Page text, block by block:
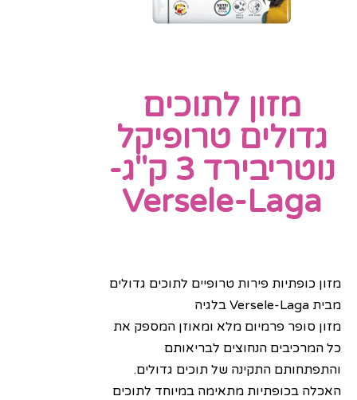
מזון לתוכים
גדולים טרופיקל
נוטריבירד 3 ק"ג-
Versele-Laga
מזון כופתיות פירות טרופיים לתוכים גדולים
מבית Versele-Laga בלגיה
מזון סופר פרמיום מלא ומאוזן המספק את
כל המרכיבים הנחוצים לבריאותם
והתפתחותם התקינה של תוכים גדולים.
האכלה בכופתיות מתאימה במיוחד לתוכים